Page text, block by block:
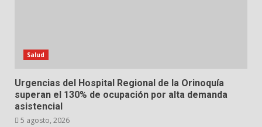
Salud
Urgencias del Hospital Regional de la Orinoquía
superan el 130% de ocupación por alta demanda
asistencial
5 agosto, 2026